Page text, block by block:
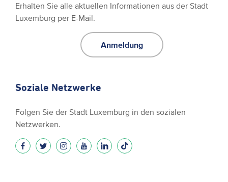
Erhalten Sie alle aktuellen Informationen aus der Stadt
Luxemburg per E-Mail.
Anmeldung
Soziale Netzwerke
Folgen Sie der Stadt Luxemburg in den sozialen
Netzwerken.